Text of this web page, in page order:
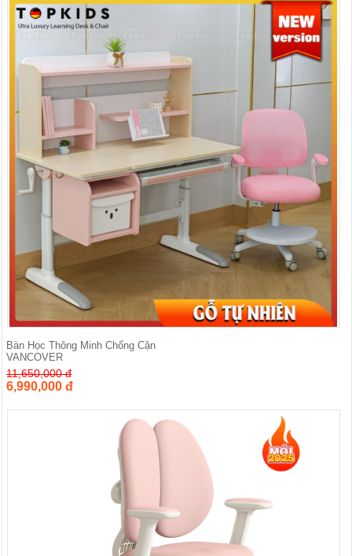
Bàn Học Thông Minh Chống Cận
VANCOVER
11,650,000 đ
6,990,000 đ